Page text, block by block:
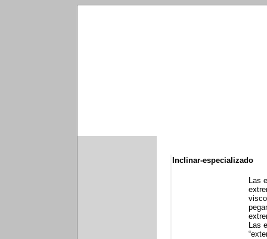
Inclinar-especializado
Las
Las